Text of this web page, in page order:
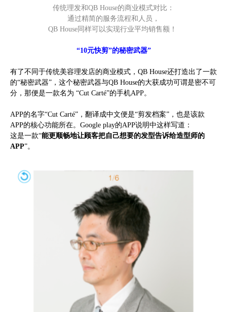
传统理发和QB House的商业模式对比：
通过精简的服务流程和人员，
QB House同样可以实现行业平均销售额！
“10元快剪”的秘密武器”
有了不同于传统美容理发店的商业模式，QB House还打造出了一款
的“秘密武器”，这个秘密武器与QB House的大获成功可谓是密不可
分，那便是一款名为 “Cut Carté”的手机APP。
APP的名字“Cut Carté”，翻译成中文便是“剪发档案”，也是该款
APP的核心功能所在。Google play的APP说明中这样写道：
这是一款“能更顺畅地让顾客把自己想要的发型告诉给造型师的
APP”。